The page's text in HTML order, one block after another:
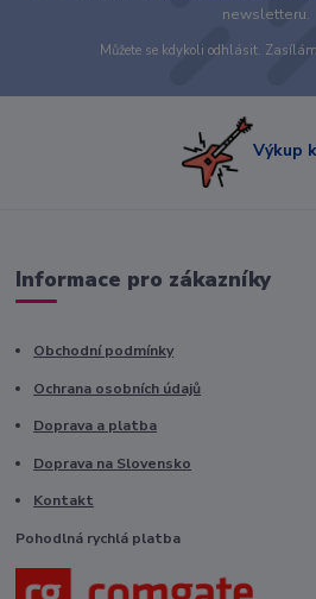
newsletteru.
Můžete se kdykoli odhlásit.
Výkup
Informace pro zákazníky
Obchodní podmínky
Ochrana osobních údajů
Doprava a platba
Doprava na Slovensko
Kontakt
Pohodlná rychlá platba